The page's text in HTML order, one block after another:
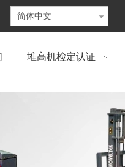
简体中文
堆高机检定认证